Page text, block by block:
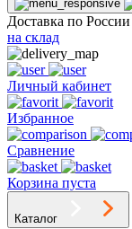
Доставка по России
на склад
Личный кабинет
Избранное
Сравнение
Корзина пуста
Каталог